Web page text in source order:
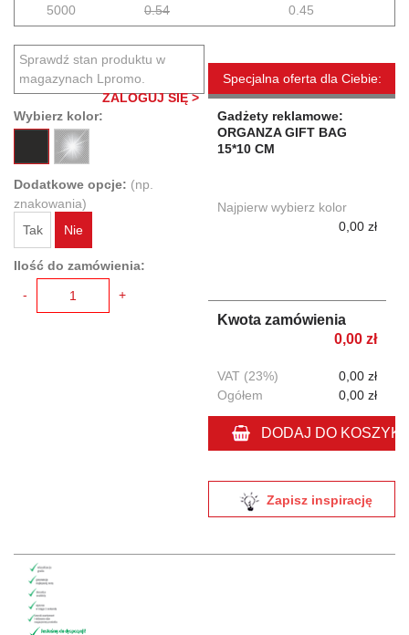
5000 0.54 0.45
Sprawdź stan produktu w
magazynach Lpromo.
ZALOGUJ SIĘ >
Wybierz kolor:
Dodatkowe opcje: (np.
znakowania)
Tak
Nie
Ilość do zamówienia:
-
+
Specjalna oferta dla Ciebie:
Gadżety reklamowe:
ORGANZA GIFT BAG
15*10 CM
Najpierw wybierz kolor
0,00 zł
Kwota zamówienia
0,00 zł
VAT (23%)
0,00 zł
Ogółem
0,00 zł
DODAJ DO
Zapisz inspirację